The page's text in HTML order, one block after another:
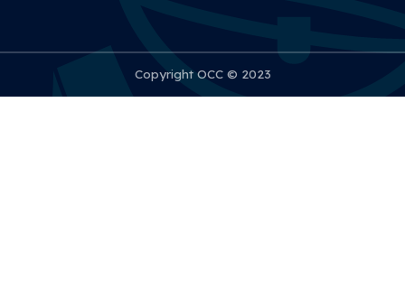
Copyright OCC © 2023